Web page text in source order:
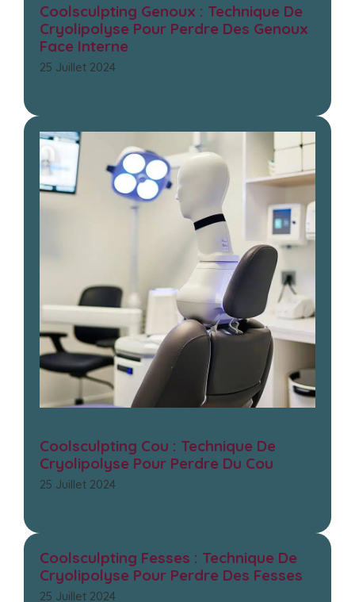
Coolsculpting Genoux : Technique De
Cryolipolyse Pour Perdre Des Genoux
Face Interne
25 Juillet 2024
Coolsculpting Cou : Technique De
Cryolipolyse Pour Perdre Du Cou
25 Juillet 2024
Coolsculpting Fesses : Technique De
Cryolipolyse Pour Perdre Des Fesses
25 Juillet 2024